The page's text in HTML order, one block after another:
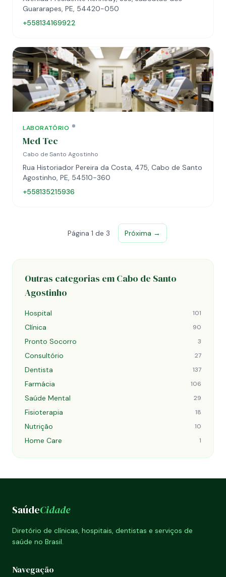
Guararapes, PE, 54420-050
+558134169922
LABORATÓRIO
Med Tec
Cabo de Santo Agostinho
Rua Historiador Pereira da Costa, 475, Cabo de Santo
Agostinho, PE, 54510-360
+558135215936
Página 1 de 3 Próxima →
Outras categorias em Cabo de Santo
Agostinho
Hospital 101
Clínica 90
Pronto Socorro 3
Consultório 27
Dentista 137
Farmácia 106
Saúde Mental 29
Fisioterapia 18
Nutrição 10
Home Care 1
SaúdeCidade
Diretório de clínicas, hospitais, dentistas e serviços de
saúde no Brasil.
Navegação